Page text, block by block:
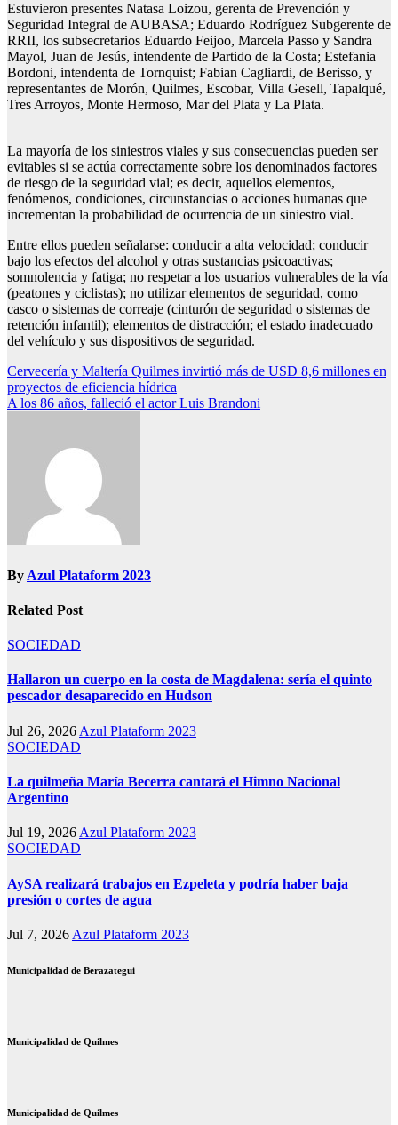
Estuvieron presentes Natasa Loizou, gerenta de Prevención y
Seguridad Integral de AUBASA; Eduardo Rodríguez Subgerente de
RRII, los subsecretarios Eduardo Feijoo, Marcela Passo y Sandra
Mayol, Juan de Jesús, intendente de Partido de la Costa; Estefania
Bordoni, intendenta de Tornquist; Fabian Cagliardi, de Berisso, y
representantes de Morón, Quilmes, Escobar, Villa Gesell, Tapalqué,
Tres Arroyos, Monte Hermoso, Mar del Plata y La Plata.
La mayoría de los siniestros viales y sus consecuencias pueden ser
evitables si se actúa correctamente sobre los denominados factores
de riesgo de la seguridad vial; es decir, aquellos elementos,
fenómenos, condiciones, circunstancias o acciones humanas que
incrementan la probabilidad de ocurrencia de un siniestro vial.
Entre ellos pueden señalarse: conducir a alta velocidad; conducir
bajo los efectos del alcohol y otras sustancias psicoactivas;
somnolencia y fatiga; no respetar a los usuarios vulnerables de la vía
(peatones y ciclistas); no utilizar elementos de seguridad, como
casco o sistemas de correaje (cinturón de seguridad o sistemas de
retención infantil); elementos de distracción; el estado inadecuado
del vehículo y sus dispositivos de seguridad.
Navegación
de
Cervecería y Maltería Quilmes invirtió más de USD 8,6 millones en
proyectos de eficiencia hídrica
A los 86 años, falleció el actor Luis Brandoni
By Azul Plataform 2023
Related Post
SOCIEDAD
Hallaron un cuerpo en la costa de Magdalena: sería el quinto
pescador desaparecido en Hudson
Jul 26, 2026 Azul Plataform 2023
SOCIEDAD
La quilmeña María Becerra cantará el Himno Nacional
Argentino
Jul 19, 2026 Azul Plataform 2023
SOCIEDAD
AySA realizará trabajos en Ezpeleta y podría haber baja
presión o cortes de agua
Jul 7, 2026 Azul Plataform 2023
Municipalidad de Berazategui
Municipalidad de Quilmes
Municipalidad de Quilmes